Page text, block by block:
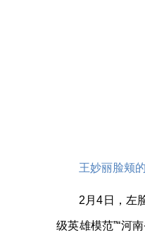
王妙丽脸颊
2月4日，左
级英雄模范”“河